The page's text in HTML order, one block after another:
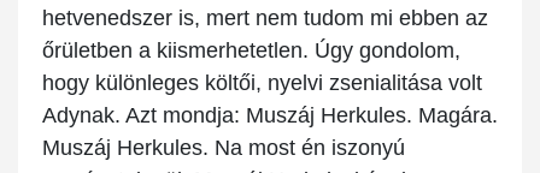
hetvenedszer is, mert nem tudom mi ebben az
őrületben a kiismerhetetlen. Úgy gondolom,
hogy különleges költői, nyelvi zsenialitása volt
Adynak. Azt mondja: Muszáj Herkules. Magára.
Muszáj Herkules. Na most én iszonyú